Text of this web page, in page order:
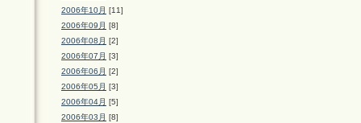
2006年10月 [11]
2006年09月 [8]
2006年08月 [2]
2006年07月 [3]
2006年06月 [2]
2006年05月 [3]
2006年04月 [5]
2006年03月 [8]